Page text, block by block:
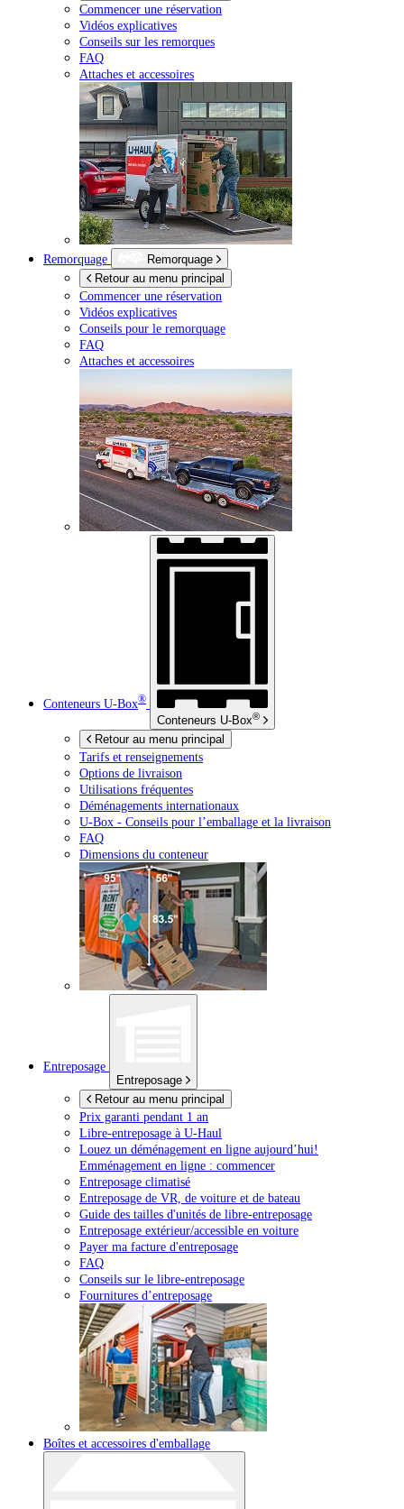
Commencer une réservation
Vidéos explicatives
Conseils sur les remorques
FAQ
Attaches et accessoires
Remorquage
Remorquage
Retour au menu principal
Commencer une réservation
Vidéos explicatives
Conseils pour le remorquage
FAQ
Attaches et accessoires
Conteneurs U-Box®
Conteneurs U-Box®
Retour au menu principal
Tarifs et renseignements
Options de livraison
Utilisations fréquentes
Déménagements internationaux
U-Box - Conseils pour l’emballage et la livraison
FAQ
Dimensions du conteneur
Entreposage
Entreposage
Retour au menu principal
Prix garanti pendant 1 an
Libre-entreposage à U-Haul
Louez un déménagement en ligne aujourd’hui!
Emménagement en ligne : commencer
Entreposage climatisé
Entreposage de VR, de voiture et de bateau
Guide des tailles d'unités de libre-entreposage
Entreposage extérieur/accessible en voiture
Payer ma facture d'entreposage
FAQ
Conseils sur le libre-entreposage
Fournitures d’entreposage
Boîtes et accessoires d'emballage